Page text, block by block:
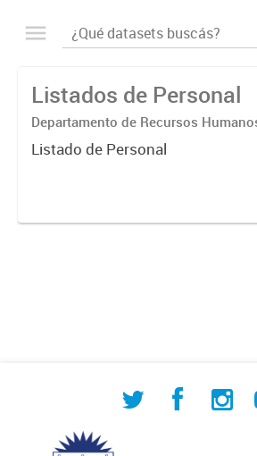
Listados de Personal
Departamento de Recursos
Listado de Personal